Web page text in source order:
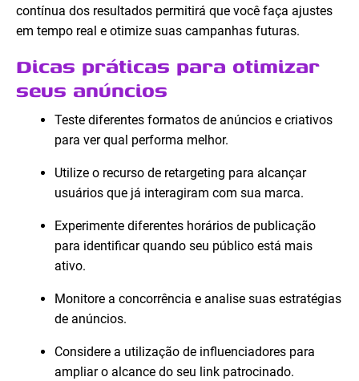
contínua dos resultados permitirá que você faça ajustes
em tempo real e otimize suas campanhas futuras.
Dicas práticas para otimizar
seus anúncios
Teste diferentes formatos de anúncios e criativos
para ver qual performa melhor.
Utilize o recurso de retargeting para alcançar
usuários que já interagiram com sua marca.
Experimente diferentes horários de publicação
para identificar quando seu público está mais
ativo.
Monitore a concorrência e analise suas estratégias
de anúncios.
Considere a utilização de influenciadores para
ampliar o alcance do seu link patrocinado.